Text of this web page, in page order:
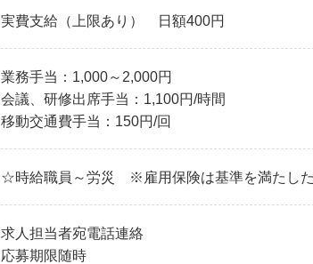
実費支給（上限あり） 日額400円
業務手当：1,000～2,000円
会議、研修出席手当：1,100円/時間
移動交通費手当：150円/回
☆時給職員～労災 ※雇用保険は基準を満たした
求人担当者宛電話連絡
応募期限随時